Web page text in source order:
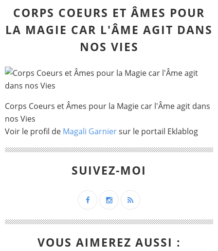
CORPS COEURS ET ÂMES POUR
LA MAGIE CAR L'ÂME AGIT DANS
NOS VIES
Corps Coeurs et Âmes pour la Magie car l'Âme agit dans
nos Vies
Voir le profil de Magali Garniersur le portail Eklablog
SUIVEZ-MOI
VOUS AIMEREZ AUSSI :